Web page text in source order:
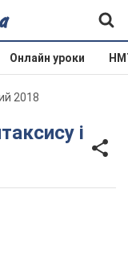
Онлайн уроки
2018